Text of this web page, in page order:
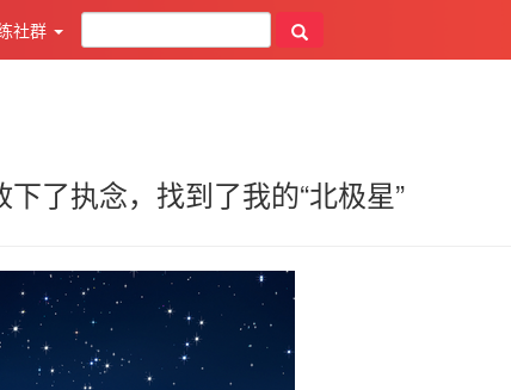
社群
了执念，找到了我的“北极星”